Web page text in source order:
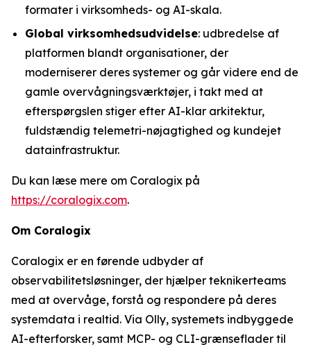
formater i virksomheds- og AI-skala.
Global virksomhedsudvidelse: udbredelse af
platformen blandt organisationer, der
moderniserer deres systemer og går videre end de
gamle overvågningsværktøjer, i takt med at
efterspørgslen stiger efter AI-klar arkitektur,
fuldstændig telemetri-nøjagtighed og kundejet
datainfrastruktur.
Du kan læse mere om Coralogix på
https://coralogix.com.
Om Coralogix
Coralogix er en førende udbyder af
observabilitetsløsninger, der hjælper teknikerteams
med at overvåge, forstå og respondere på deres
systemdata i realtid. Via Olly, systemets indbyggede
AI-efterforsker, samt MCP- og CLI-grænseflader til